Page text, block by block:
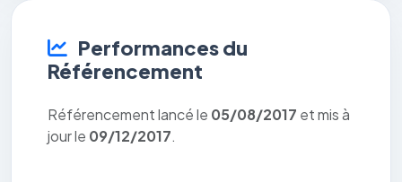
Performances du
Référencement
Référencement lancé le 05/08/2017 et mis à
jour le 09/12/2017.